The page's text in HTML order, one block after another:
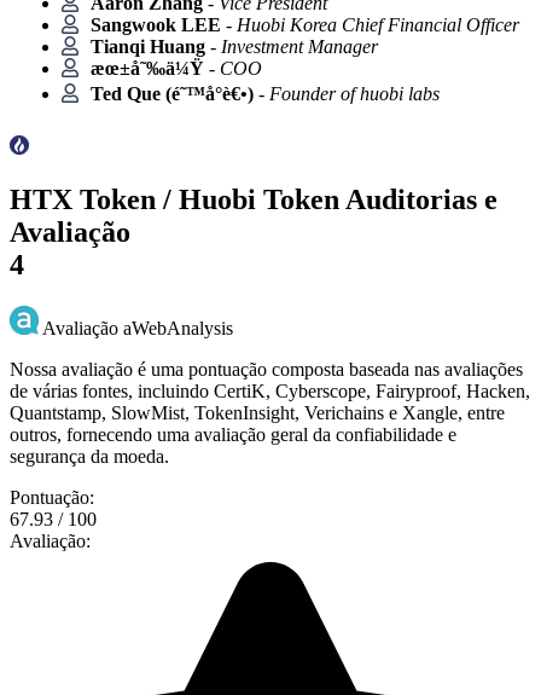
Sangwook LEE - Huobi Korea Chief Financial Officer
Tianqi Huang - Investment Manager
æœ±å˜‰ä¼Ÿ - COO
Ted Que (é˜™å°è€•) - Founder of huobi labs
HTX Token / Huobi Token Auditorias e
Avaliação
4
Avaliação aWebAnalysis
Nossa avaliação é uma pontuação composta baseada nas avaliações
de várias fontes, incluindo CertiK, Cyberscope, Fairyproof, Hacken,
Quantstamp, SlowMist, TokenInsight, Verichains e Xangle, entre
outros, fornecendo uma avaliação geral da confiabilidade e
segurança da moeda.
Pontuação:
67.93 / 100
Avaliação: